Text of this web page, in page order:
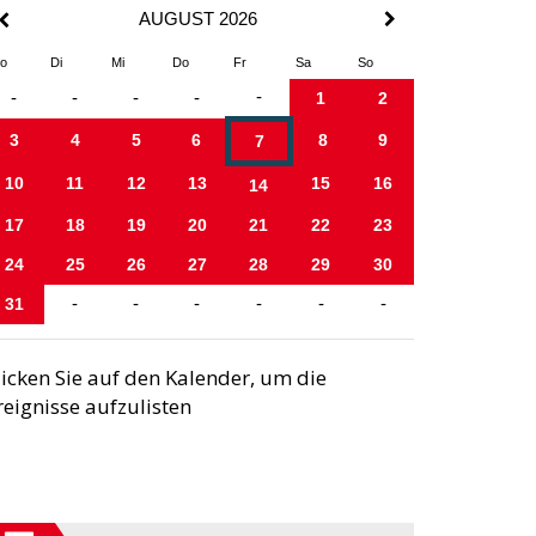
AUGUST 2026
Di Mi Do Fr Sa So
- - - - - 1 2
3 4 5 6 7 8 9
10 11 12 13 14 15 16
17 18 19 20 21 22 23
24 25 26 27 28 29 30
31 - - - - - -
Sie auf den Kalender, um die
aufzulisten